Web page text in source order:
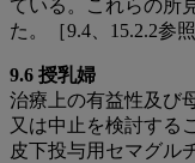
ている。これらの所
た。［9.4、15.2.2参照
9.6 授乳婦
治療上の有益性及び
又は中止を検討する
皮下投与用セマグル